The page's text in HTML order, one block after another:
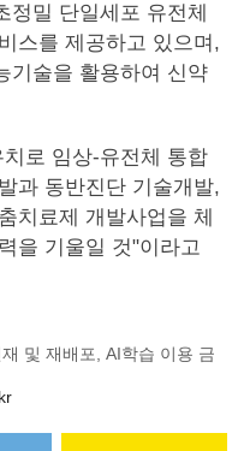
정밀 단일세포 유전체
스를 제공하고 있으며,
기술을 활용하여 신약
로 임상-유전체 통합
과 동반진단 기술개발,
치료제 개발사업을 체
을 기울일 것"이라고
및 재배포, AI학습 이용 금